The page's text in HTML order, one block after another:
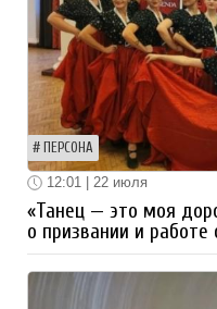
ПЕРСОНА
12:01 | 22 июля
«Танец — это моя
о призвании и